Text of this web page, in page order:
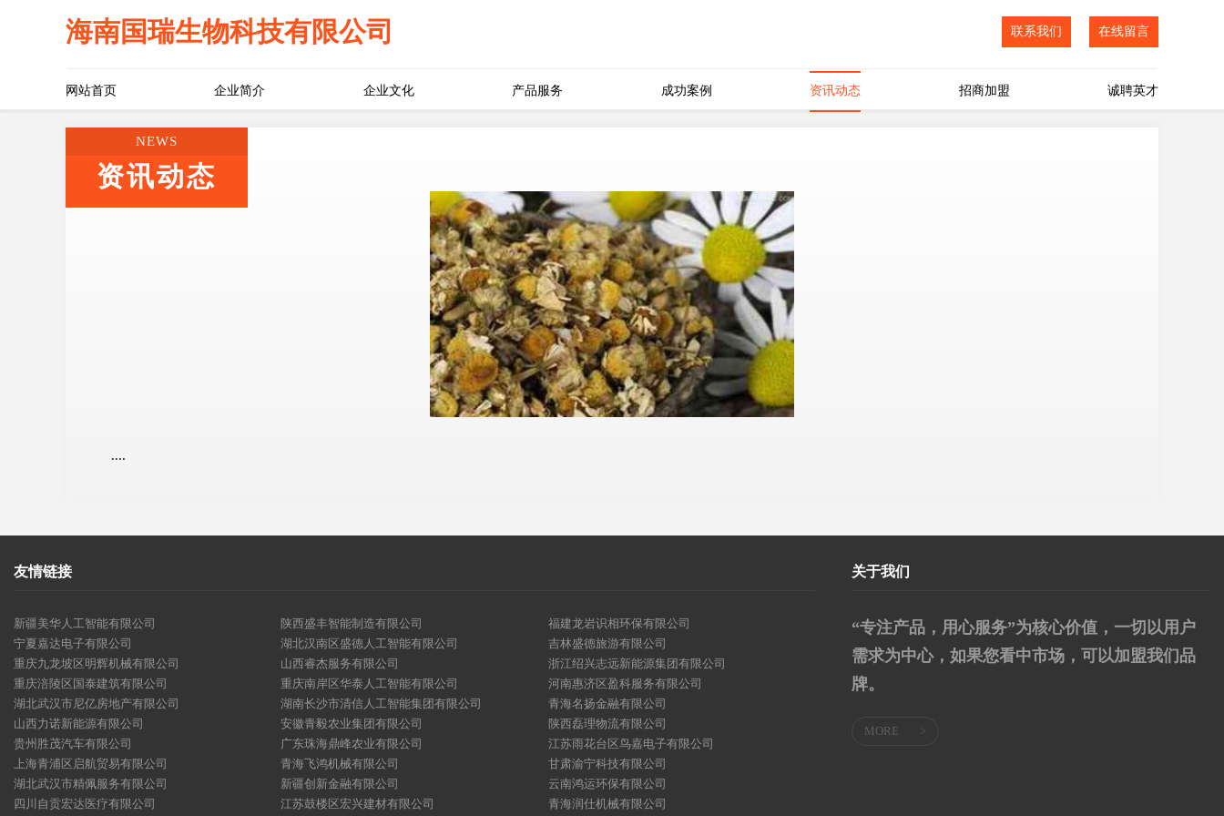
海南国瑞生物科技有限公司 联系我们 在线留言
网站首页 企业简介 企业文化 产品服务 成功案例 资讯动态 招商加盟 诚聘英才
NEWS
资讯动态
....
友情链接
新疆美华人工智能有限公司 陕西盛丰智能制造有限公司
福建龙岩识相环保有限公司
宁夏嘉达电子有限公司
湖北汉南区盛德人工智能有限公司
吉林盛德旅游有限公司
重庆九龙坡区明辉机械有限公司
山西睿杰服务有限公司
浙江绍兴志远新能源集团有限公司
重庆涪陵区国泰建筑有限公司
重庆南岸区华泰人工智能有限公司
河南惠济区盈科服务有限公司
湖北武汉市尼亿房地产有限公司
湖南长沙市清信人工智能集团有限公司
青海名扬金融有限公司
山西力诺新能源有限公司
安徽青毅农业集团有限公司
陕西磊理物流有限公司
贵州胜茂汽车有限公司
广东珠海鼎峰农业有限公司
江苏雨花台区鸟嘉电子有限公司
上海青浦区启航贸易有限公司
青海飞鸿机械有限公司
甘肃渝宁科技有限公司
湖北武汉市精佩服务有限公司
新疆创新金融有限公司
云南鸿运环保有限公司
四川自贡宏达医疗有限公司
江苏鼓楼区宏兴建材有限公司 青海润仕机械有限公司
关于我们
“专注产品，用心服务”为核心价值，一切以用户
需求为中心，如果您看中市场，可以加盟我们品
牌。
MORE >